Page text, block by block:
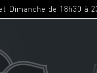
Dimanche de 18h30 à